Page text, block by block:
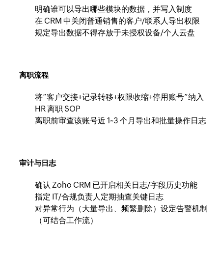
明确谁可以导出哪些模块的数据，并写入制度
在 CRM 中关闭普通销售的客户/联系人导出权限
规定导出数据不得存放于未授权设备/个人云盘
离职流程
将“客户交接+记录转移+权限收缩+停用账号”纳入
HR 离职 SOP
离职前审查该账号近 1~3 个月导出和批量操作日志
审计与日志
确认 Zoho CRM 已开启相关日志/字段历史功能
指定 IT/合规负责人定期抽查关键日志
对异常行为（大量导出、频繁删除）设定告警机制
（可结合工作流）